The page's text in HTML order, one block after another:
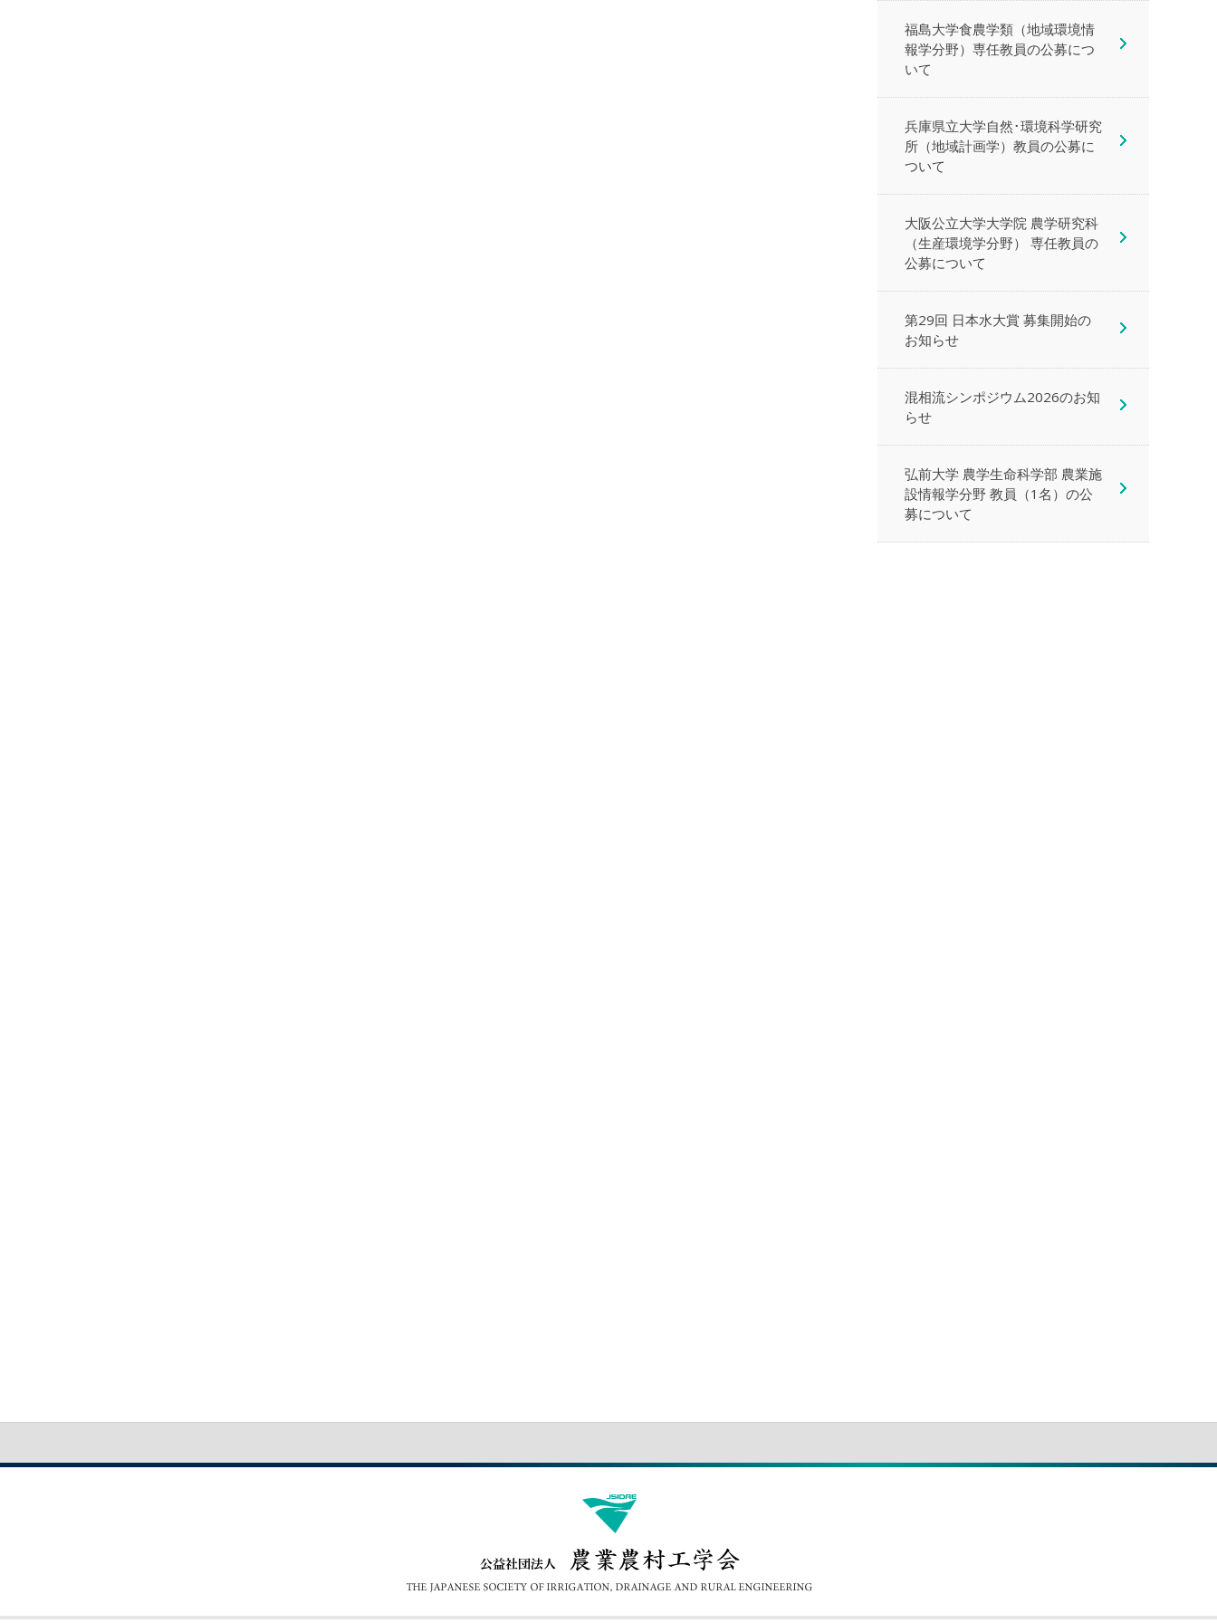
福島大学食農学類（地域環境情
報学分野）専任教員の公募につ
いて
兵庫県立大学自然･環境科学研究
所（地域計画学）教員の公募に
ついて
大阪公立大学大学院 農学研究科
（生産環境学分野） 専任教員の
公募について
第29回 日本水大賞 募集開始の
お知らせ
混相流シンポジウム2026のお知
らせ
弘前大学 農学生命科学部 農業施
設情報学分野 教員（1名）の公
募について